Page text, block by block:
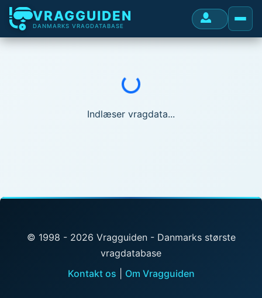
VRAGGUIDEN
DANMARKS VRAGDATABASE
Indlæser...
Indlæser vragdata...
© 1998 - 2026 Vragguiden - Danmarks største
vragdatabase
Kontakt os
Om Vragguiden